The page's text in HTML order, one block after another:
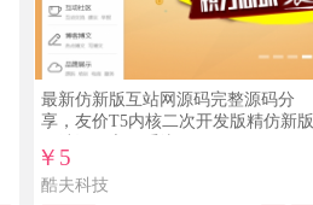
查看详情 查看演示
最新仿新版互站网源码完整源码分
享，友价T5内核二次开发版精仿新版
￥5
酷夫科技